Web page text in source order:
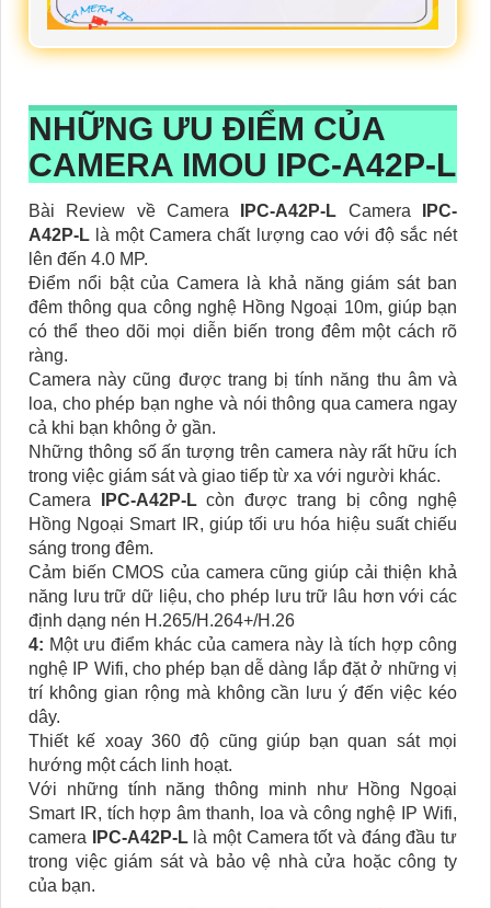
NHỮNG ƯU ĐIỂM CỦA
CAMERA IMOU IPC-A42P-L
Bài Review về Camera IPC-A42P-L Camera
IPC-
A42P-L là một Camera chất lượng cao với độ sắc nét
lên đến 4.0 MP.
Điểm nổi bật của Camera là khả năng giám sát ban
đêm thông qua công nghệ Hồng Ngoại 10m, giúp bạn
có thể theo dõi mọi diễn biến trong đêm một cách rõ
ràng.
Camera này cũng được trang bị tính năng thu âm và
loa, cho phép bạn nghe và nói thông qua camera ngay
cả khi bạn không ở gần.
Những thông số ấn tượng trên camera này rất hữu ích
trong việc giám sát và giao tiếp từ xa với người khác.
Camera
IPC-A42P-Lcòn được trang bị công nghệ
Hồng Ngoại Smart IR, giúp tối ưu hóa hiệu suất chiếu
sáng trong đêm.
Cảm biến CMOS của camera cũng giúp cải thiện khả
năng lưu trữ dữ liệu, cho phép lưu trữ lâu hơn với các
định dạng nén H.265/H.264+/H.26
4: Một ưu điểm khác của camera này là tích hợp công
nghệ IP Wifi, cho phép bạn dễ dàng lắp đặt ở những vị
trí không gian rộng mà không cần lưu ý đến việc kéo
dây.
Thiết kế xoay 360 độ cũng giúp bạn quan sát mọi
hướng một cách linh hoạt.
Với những tính năng thông minh như Hồng Ngoại
Smart IR, tích hợp âm thanh, loa và công nghệ IP Wifi,
camera
IPC-A42P-Llà một Camera tốt và đáng đầu tư
trong việc giám sát và bảo vệ nhà cửa hoặc công ty
của bạn.